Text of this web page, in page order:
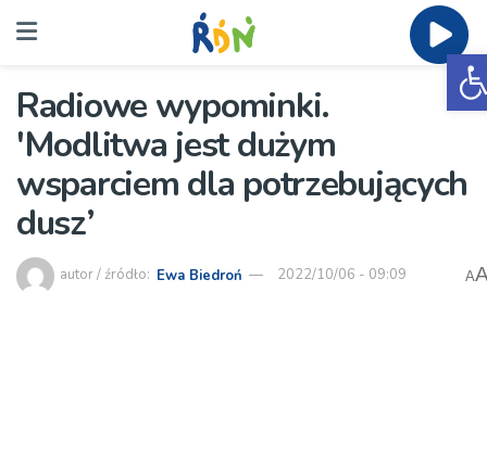
Radiowe wypominki.
'Modlitwa jest dużym
wsparciem dla potrzebujących
dusz’
autor / źródło: Ewa Biedroń 2022/10/06 - 09:09 A